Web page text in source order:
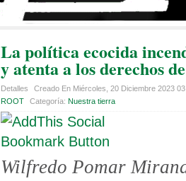
La política ecocida
y atenta a los derechos
Detalles
Creado En Miércoles, 20 Diciembre 2023
ROOT
Categoría: Nuestra tierra
Wilfredo Pomar